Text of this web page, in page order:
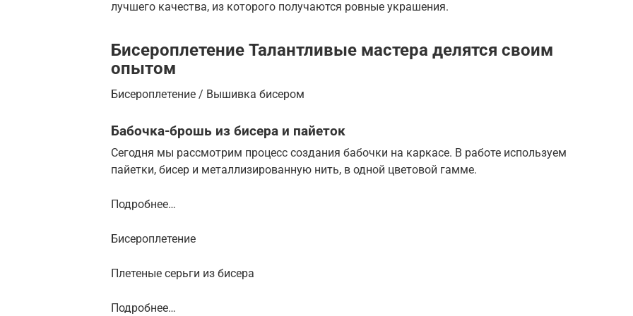
лучшего качества, из которого получаются ровные украшения.
Бисероплетение Талантливые мастера делятся своим
опытом
Бисероплетение / Вышивка бисером
Бабочка-брошь из бисера и пайеток
Сегодня мы рассмотрим процесс создания бабочки на каркасе. В работе используем
пайетки, бисер и металлизированную нить, в одной цветовой гамме.
Подробнее…
Бисероплетение
Плетеные серьги из бисера
Подробнее…